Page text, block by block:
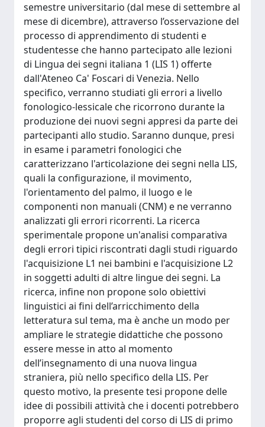
semestre universitario (dal mese di settembre al
mese di dicembre), attraverso l’osservazione del
processo di apprendimento di studenti e
studentesse che hanno partecipato alle lezioni
di Lingua dei segni italiana 1 (LIS 1) offerte
dall'Ateneo Ca' Foscari di Venezia. Nello
specifico, verranno studiati gli errori a livello
fonologico-lessicale che ricorrono durante la
produzione dei nuovi segni appresi da parte dei
partecipanti allo studio. Saranno dunque, presi
in esame i parametri fonologici che
caratterizzano l'articolazione dei segni nella LIS,
quali la configurazione, il movimento,
l'orientamento del palmo, il luogo e le
componenti non manuali (CNM) e ne verranno
analizzati gli errori ricorrenti. La ricerca
sperimentale propone un'analisi comparativa
degli errori tipici riscontrati dagli studi riguardo
l'acquisizione L1 nei bambini e l'acquisizione L2
in soggetti adulti di altre lingue dei segni. La
ricerca, infine non propone solo obiettivi
linguistici ai fini dell’arricchimento della
letteratura sul tema, ma è anche un modo per
ampliare le strategie didattiche che possono
essere messe in atto al momento
dell’insegnamento di una nuova lingua
straniera, più nello specifico della LIS. Per
questo motivo, la presente tesi propone delle
idee di possibili attività che i docenti potrebbero
proporre agli studenti del corso di LIS di primo